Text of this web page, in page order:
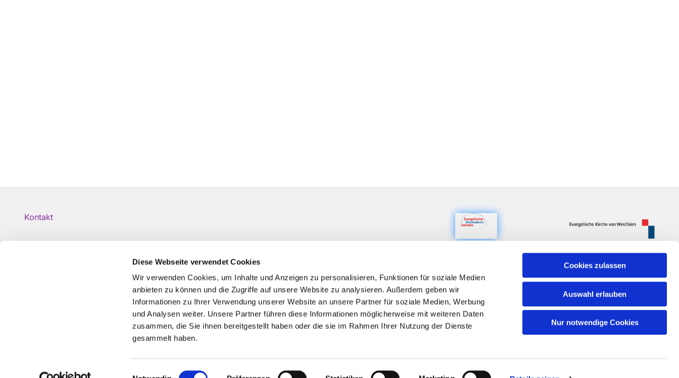
Diese Webseite verwendet Cookies
Wir verwenden Cookies, um Inhalte und Anzeigen zu personalisieren, Funktionen für soziale Medien
anbieten zu können und die Zugriffe auf unsere Website zu analysieren. Außerdem geben wir
Informationen zu Ihrer Verwendung unserer Website an unsere Partner für soziale Medien, Werbung
und Analysen weiter. Unsere Partner führen diese Informationen möglicherweise mit weiteren Daten
zusammen, die Sie ihnen bereitgestellt haben oder die sie im Rahmen Ihrer Nutzung der Dienste
gesammelt haben.
Einwilligungsauswahl
Cookies zulassen
Auswahl erlauben
Nur notwendige Cookies
Kontakt
Impressum Datenschutzerklärung ChurchDesk-Login